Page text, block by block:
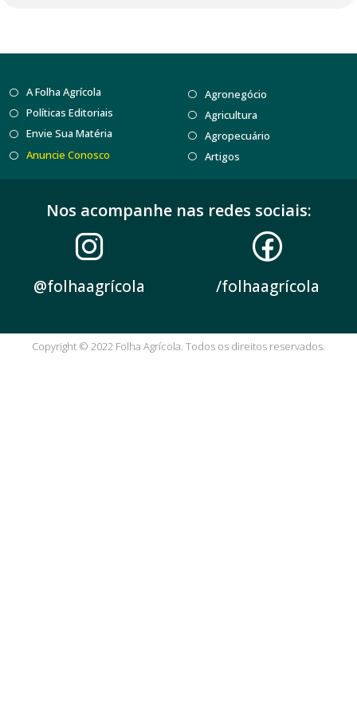
A Folha Agrícola
Políticas Editoriais
Envie Sua Matéria
Anuncie Conosco
Agronegócio
Agricultura
Agropecuário
Artigos
Nos acompanhe nas redes sociais:
@folhaagrícola /folhaagrícola
Copyright © 2022 Folha Agrícola. Todos os direitos reservados.